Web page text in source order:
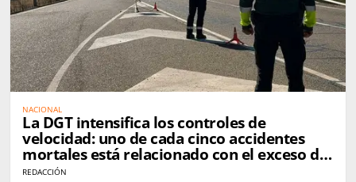
NACIONAL
La DGT intensifica los controles de
velocidad: uno de cada cinco accidentes
mortales está relacionado con el exceso de
velocidad
REDACCIÓN